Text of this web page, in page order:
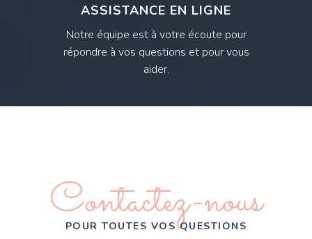
ASSISTANCE EN LIGNE
Notre équipe est à votre écoute pour
répondre à vos questions et pour vous
aider.
Contactez-nous
POUR TOUTES VOS QUESTIONS